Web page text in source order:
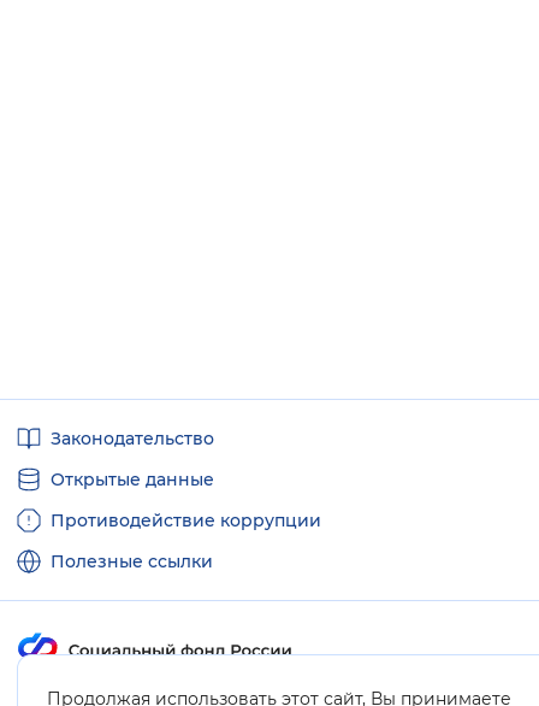
Продолжая использовать этот сайт, Вы принимаете
ссылкиЗаконодательство
Открытые данные
Противодействие коррупции
Полезные ссылки
Карта сайта